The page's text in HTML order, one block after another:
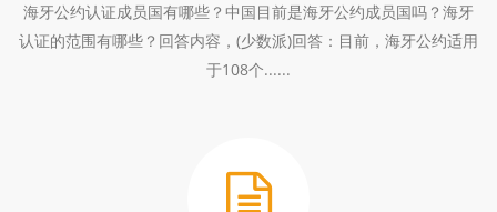
海牙公约认证成员国有哪些？中国目前是海牙公约成员国吗？海牙
认证的范围有哪些？回答内容，(少数派)回答：目前，海牙公约适用
于108个......